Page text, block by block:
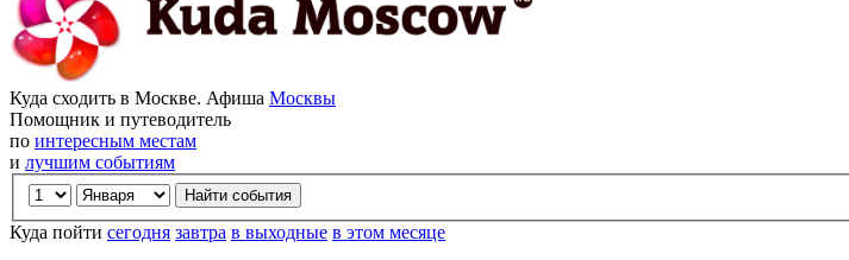
Куда сходить в Москве. Афиша Москвы
Помощник и путеводитель
по интересным местам
и лучшим событиям
Куда пойти сегодня завтра в выходные в этом месяце